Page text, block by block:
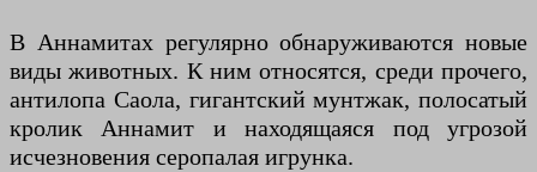
В Аннамитах регулярно обнаруживаются новые
виды животных. К ним относятся, среди прочего,
антилопа Саола, гигантский мунтжак, полосатый
кролик Аннамит и находящаяся под угрозой
исчезновения серопалая игрунка.